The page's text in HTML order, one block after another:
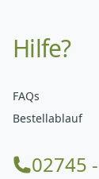
Hilfe?
FAQs
Bestellablauf
02745